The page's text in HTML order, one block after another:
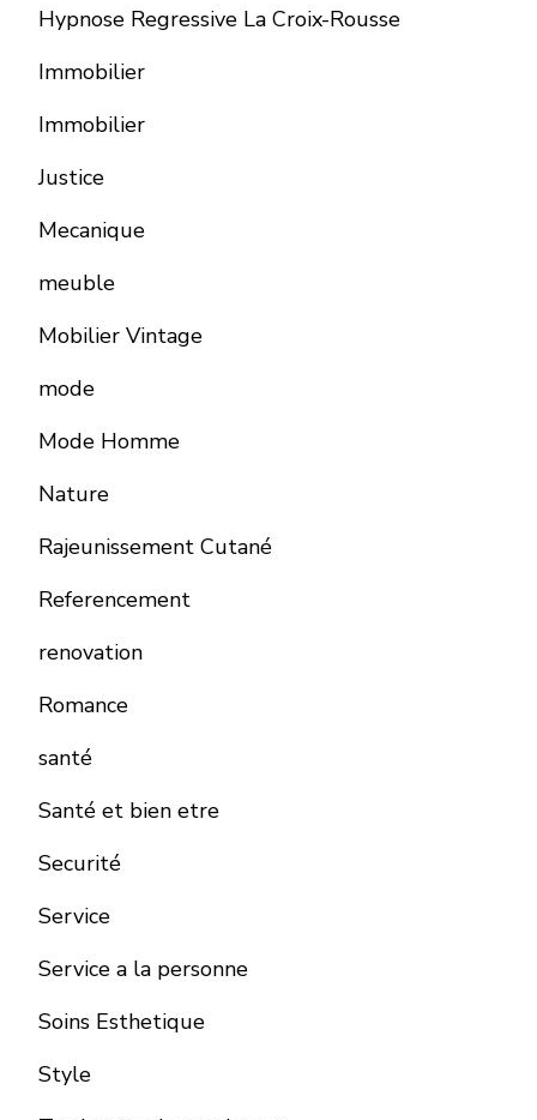
Hypnose Regressive La Croix-Rousse
Immobilier
Immobilier
Justice
Mecanique
meuble
Mobilier Vintage
mode
Mode Homme
Nature
Rajeunissement Cutané
Referencement
renovation
Romance
santé
Santé et bien etre
Securité
Service
Service a la personne
Soins Esthetique
Style